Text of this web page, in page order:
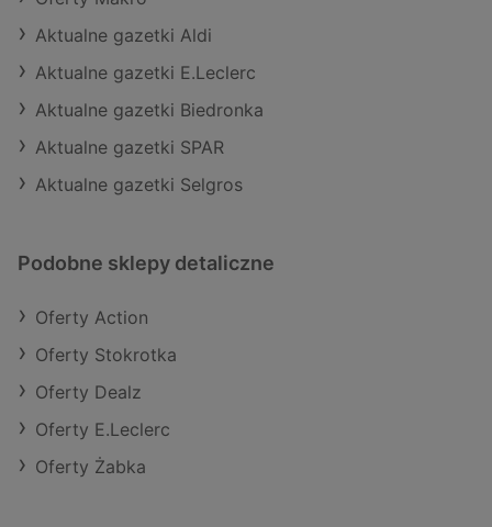
Aktualne gazetki Aldi
Aktualne gazetki E.Leclerc
Aktualne gazetki Biedronka
Aktualne gazetki SPAR
Aktualne gazetki Selgros
Podobne sklepy detaliczne
Oferty Action
Oferty Stokrotka
Oferty Dealz
Oferty E.Leclerc
Oferty Żabka